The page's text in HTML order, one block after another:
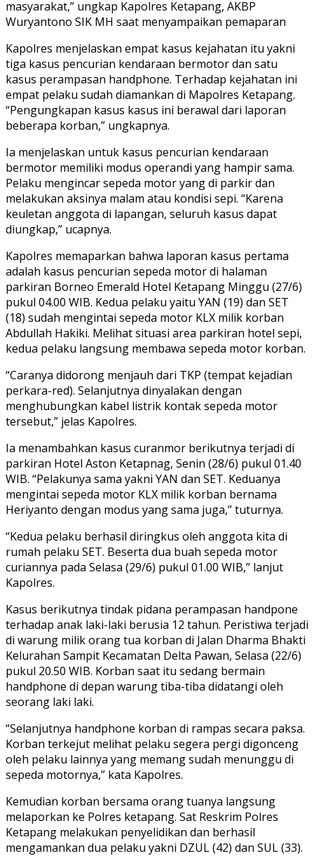
masyarakat,” ungkap Kapolres Ketapang, AKBP
Wuryantono SIK MH saat menyampaikan pemaparan
Kapolres menjelaskan empat kasus kejahatan itu yakni
tiga kasus pencurian kendaraan bermotor dan satu
kasus perampasan handphone. Terhadap kejahatan ini
empat pelaku sudah diamankan di Mapolres Ketapang.
“Pengungkapan kasus kasus ini berawal dari laporan
beberapa korban,” ungkapnya.
Ia menjelaskan untuk kasus pencurian kendaraan
bermotor memiliki modus operandi yang hampir sama.
Pelaku mengincar sepeda motor yang di parkir dan
melakukan aksinya malam atau kondisi sepi. “Karena
keuletan anggota di lapangan, seluruh kasus dapat
diungkap,” ucapnya.
Kapolres memaparkan bahwa laporan kasus pertama
adalah kasus pencurian sepeda motor di halaman
parkiran Borneo Emerald Hotel Ketapang Minggu (27/6)
pukul 04.00 WIB. Kedua pelaku yaitu YAN (19) dan SET
(18) sudah mengintai sepeda motor KLX milik korban
Abdullah Hakiki. Melihat situasi area parkiran hotel sepi,
kedua pelaku langsung membawa sepeda motor korban.
“Caranya didorong menjauh dari TKP (tempat kejadian
perkara-red). Selanjutnya dinyalakan dengan
menghubungkan kabel listrik kontak sepeda motor
tersebut,” jelas Kapolres.
Ia menambahkan kasus curanmor berikutnya terjadi di
parkiran Hotel Aston Ketapnag, Senin (28/6) pukul 01.40
WIB. “Pelakunya sama yakni YAN dan SET. Keduanya
mengintai sepeda motor KLX milik korban bernama
Heriyanto dengan modus yang sama juga,” tuturnya.
“Kedua pelaku berhasil diringkus oleh anggota kita di
rumah pelaku SET. Beserta dua buah sepeda motor
curiannya pada Selasa (29/6) pukul 01.00 WIB,” lanjut
Kapolres.
Kasus berikutnya tindak pidana perampasan handpone
terhadap anak laki-laki berusia 12 tahun. Peristiwa terjadi
di warung milik orang tua korban di Jalan Dharma Bhakti
Kelurahan Sampit Kecamatan Delta Pawan, Selasa (22/6)
pukul 20.50 WIB. Korban saat itu sedang bermain
handphone di depan warung tiba-tiba didatangi oleh
seorang laki laki.
“Selanjutnya handphone korban di rampas secara paksa.
Korban terkejut melihat pelaku segera pergi digonceng
oleh pelaku lainnya yang memang sudah menunggu di
sepeda motornya,” kata Kapolres.
Kemudian korban bersama orang tuanya langsung
melaporkan ke Polres ketapang. Sat Reskrim Polres
Ketapang melakukan penyelidikan dan berhasil
mengamankan dua pelaku yakni DZUL (42) dan SUL (33).